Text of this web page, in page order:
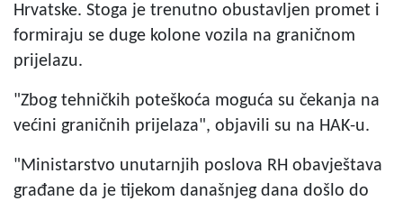
Hrvatske. Stoga je trenutno obustavljen promet i
formiraju se duge kolone vozila na graničnom
prijelazu.
"Zbog tehničkih poteškoća moguća su čekanja na
većini graničnih prijelaza", objavili su na HAK-u.
"Ministarstvo unutarnjih poslova RH obavještava
građane da je tijekom današnjeg dana došlo do